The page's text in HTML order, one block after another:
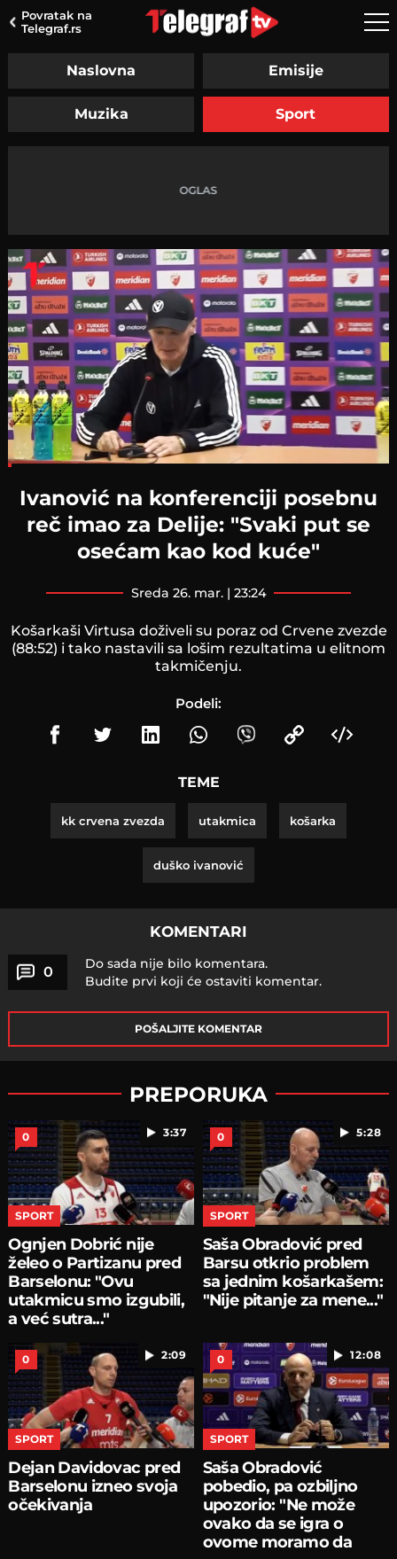
Povratak na
Telegraf.rs
Naslovna Emisije
Muzika Sport
Ivanović na konferenciji posebnu
reč imao za Delije: "Svaki put se
osećam kao kod kuće"
sreda 26. mar. | 23:24
Košarkaši Virtusa doživeli su poraz od Crvene zvezde
(88:52) i tako nastavili sa lošim rezultatima u elitnom
takmičenju.
Podeli:
TEME
kk crvena zvezda utakmica košarka
duško ivanović
KOMENTARI
0
Do sada nije bilo komentara.
Budite prvi koji će ostaviti komentar.
POŠALJITE KOMENTAR
PREPORUKA
3:37
0
SPORT
Ognjen Dobrić nije
želeo o Partizanu pred
Barselonu: "Ovu
utakmicu smo izgubili,
a već sutra..."
5:28
0
SPORT
Saša Obradović pred
Barsu otkrio problem
sa jednim košarkašem:
"Nije pitanje za mene..."
2:09
0
SPORT
Dejan Davidovac pred
Barselonu izneo svoja
očekivanja
12:08
0
SPORT
Saša Obradović
pobedio, pa ozbiljno
upozorio: "Ne može
ovako da se igra o
ovome moramo da